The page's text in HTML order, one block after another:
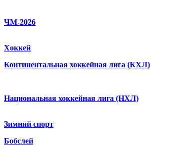
ЧМ-2026
Хоккей
Континентальная хоккейная лига (КХЛ)
Национальная хоккейная лига (НХЛ)
Зимний спорт
Бобслей